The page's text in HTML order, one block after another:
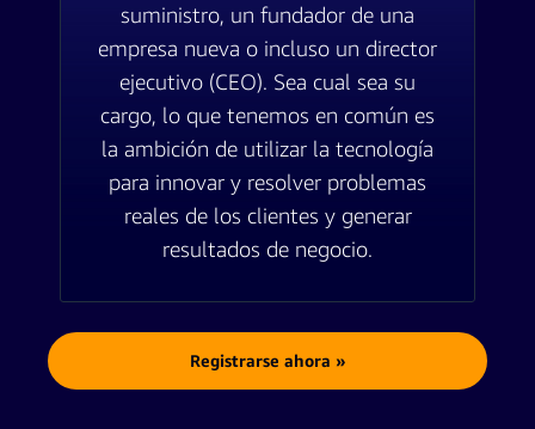
suministro, un fundador de una
empresa nueva o incluso un director
ejecutivo (CEO). Sea cual sea su
cargo, lo que tenemos en común es
la ambición de utilizar la tecnología
para innovar y resolver problemas
reales de los clientes y generar
resultados de negocio.
Registrarse ahora »